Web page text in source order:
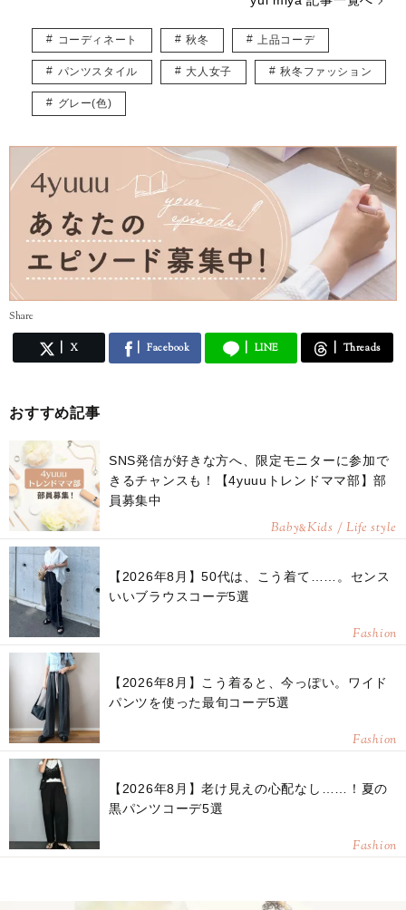
趣味はハンドメイドやイラストを描くことで、子どもが寝たあとにコツ
コツ作業しています。
主にファッションの記事を書かせていただくと思いますが、自分の感じ
た“いいね”をみなさんと共有できたら嬉しいです。
よろしくお願いします。
コーディネート 秋冬 上品コーデ
パンツスタイル 大人女子 秋冬ファッション
グレー(色)
Share
X Facebook LINE Threads
おすすめ記事
SNS発信が好きな方へ、限定モニターに参加で
きるチャンスも！【4yuuuトレンドママ部】部
員募集中
Baby&Kids / Life style
【2026年8月】50代は、こう着て……。センス
いいブラウスコーデ5選
Fashion
【2026年8月】こう着ると、今っぽい。ワイド
パンツを使った最旬コーデ5選
Fashion
【2026年8月】老け見えの心配なし……！夏の
黒パンツコーデ5選
Fashion